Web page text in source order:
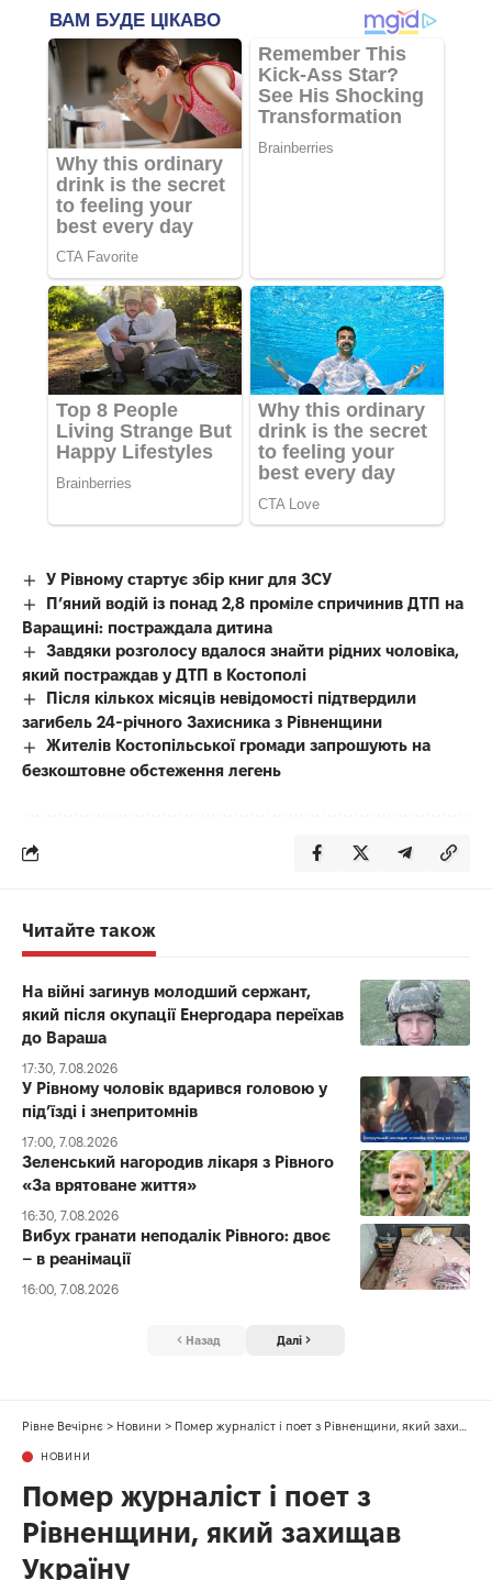
У Рівному стартує збір книг для ЗСУ
П’яний водій із понад 2,8 проміле спричинив ДТП на
Варащині: постраждала дитина
Завдяки розголосу вдалося знайти рідних чоловіка,
який постраждав у ДТП в Костополі
Після кількох місяців невідомості підтвердили
загибель 24-річного Захисника з Рівненщини
Жителів Костопільської громади запрошують на
безкоштовне обстеження легень
Читайте також
На війні загинув молодший сержант,
який після окупації Енергодара переїхав
до Вараша
17:30, 7.08.2026
У Рівному чоловік вдарився головою у
під’їзді і знепритомнів
17:00, 7.08.2026
Зеленський нагородив лікаря з Рівного
«За врятоване життя»
16:30, 7.08.2026
Вибух гранати неподалік Рівного: двоє
– в реанімації
16:00, 7.08.2026
Назад Далі
Рівне Вечірнє > Новини > Помер журналіст і поет з Рівненщини, який захищав Україну
НОВИНИ
Помер журналіст і поет з
Рівненщини, який захищав
Україну